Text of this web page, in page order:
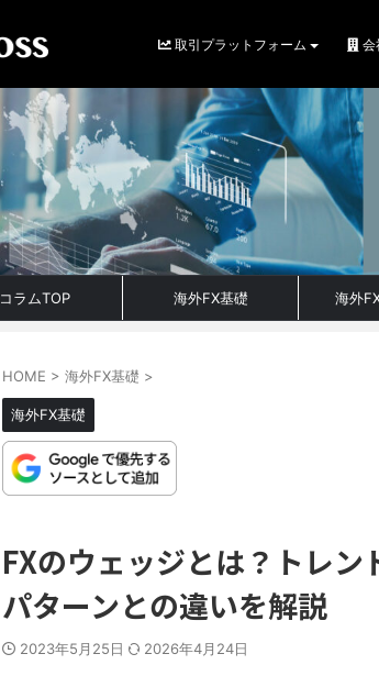
取引プラットフォーム 会
コラムTOP 海外FX基礎 海外
HOME > 海外FX基礎 >
海外FX基礎
FXのウェッジとは？トレ
パターンとの違いを解説
2023年5月25日 2026年4月24日